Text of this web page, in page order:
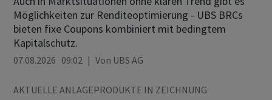
Möglichkeiten zur Renditeoptimierung - UBS BRCs
bieten fixe Coupons kombiniert mit bedingtem
Kapitalschutz.
07.08.2026 09:02 Von UBS AG
AKTUELLE ANLAGEPRODUKTE IN ZEICHNUNG